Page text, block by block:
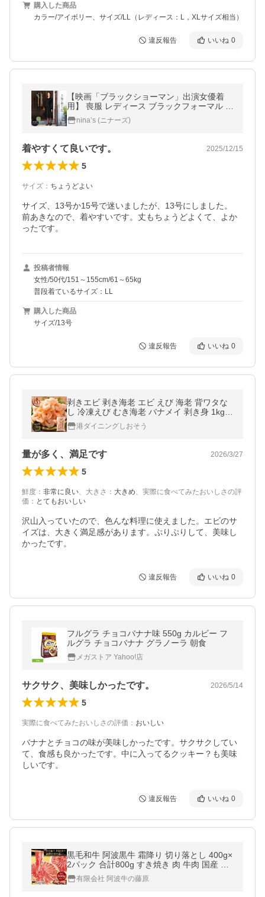
購入した商品
カラー/アイボリー、サイズ/LL（レディース：L，XLサイズ相当）
違反報告 いいね 0
【映画「ブラックショーマン」出演女優着
用】 喪服 レディース ブラックフォーマル 礼
服 スーツ 大きいサイズ ロング丈 卒業式 30
代 40代 50代 BS-2112 送料無料
nina’s (ニナーズ)
着やすくて良いです。 2025/12/15
5
サイズ ： ちょうどよい
サイズ、13号か15号で迷いましたが、13号にしました。
前あきなので、着やすいです。丈もちょうどよくて、よか
ったです。
投稿者情報
女性/50代/151～155cm/61～65kg
普段着ているサイズ：LL
購入した商品
サイズ/13号
違反報告 いいね 0
剥きエビ 剥き海老 エビ えび 海老 背ワタな
し 冷凍えび むき海老 バナメイ 剥き身 1kg
（解凍後800g）大粒サイズ 海鮮 冷凍 海老 1
キロ お中元 御中元 爆買
港ダイニングしおそう
量が多く、満足です 2026/3/27
5
鮮度 ： 非常に良い、 大きさ ： 大きめ、 実際に食べてみたおいしさの評
価 ： とてもおいしい
沢山入っていたので、色んな料理に使えました。エビのサ
イズは、大きく満足感があります。ぷりぷりして、美味し
かったです。
違反報告 いいね 0
フルグラ チョコバナナ味 550g カルビー フ
ルグラ チョコバナナ グラノーラ 朝食
メガストア Yahoo!店
サクサク、美味しかったです。 2026/5/14
5
実際に食べてみたおいしさの評価 ： おいしい
バナナとチョコの味が美味しかったです。サクサクしてい
て、食感も良かったです。中に入ってるクッキー？も美味
しいです。
違反報告 いいね 0
黒毛和牛 阿波黒牛 霜降り 切り落とし 400g×
2パック 合計800g すき焼き 肉 牛肉 国産 最
高級 和牛 すき焼き肉 メガ盛り グルメ 食品
爆買有限会社 阿波牛の藤原